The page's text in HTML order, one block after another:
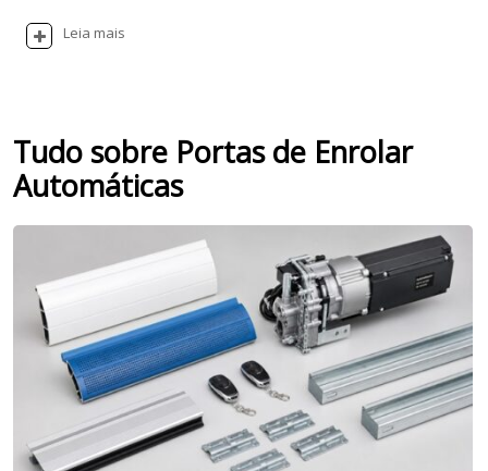
Leia mais
Tudo sobre Portas de Enrolar
Automáticas